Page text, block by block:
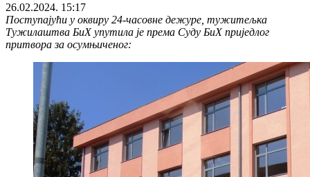
26.02.2024. 15:17
Поступајући у оквиру 24-часовне дежуре, тужитељка
Тужилаштва БиХ упутила је према Суду БиХ приједлог
притвора за осумњиченог: